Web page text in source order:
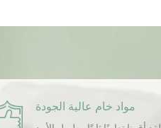
مواد خام عالية الجودة